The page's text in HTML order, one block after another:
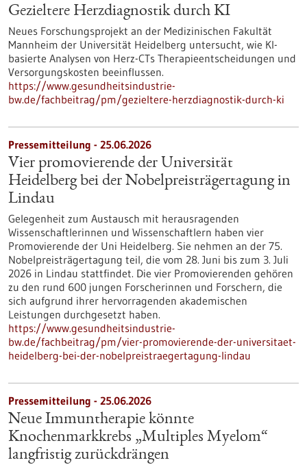
Gezieltere Herzdiagnostik durch KI
Neues Forschungsprojekt an der Medizinischen Fakultät
Mannheim der Universität Heidelberg untersucht, wie KI-
basierte Analysen von Herz-CTs Therapieentscheidungen und
Versorgungskosten beeinflussen.
https://www.gesundheitsindustrie-
bw.de/fachbeitrag/pm/gezieltere-herzdiagnostik-durch-ki
Pressemitteilung - 25.06.2026
Vier promovierende der Universität
Heidelberg bei der Nobelpreisträgertagung in
Lindau
Gelegenheit zum Austausch mit herausragenden
Wissenschaftlerinnen und Wissenschaftlern haben vier
Promovierende der Uni Heidelberg. Sie nehmen an der 75.
Nobelpreisträgertagung teil, die vom 28. Juni bis zum 3. Juli
2026 in Lindau stattfindet. Die vier Promovierenden gehören
zu den rund 600 jungen Forscherinnen und Forschern, die
sich aufgrund ihrer hervorragenden akademischen
Leistungen durchgesetzt haben.
https://www.gesundheitsindustrie-
bw.de/fachbeitrag/pm/vier-promovierende-der-universitaet-
heidelberg-bei-der-nobelpreistraegertagung-lindau
Pressemitteilung - 25.06.2026
Neue Immuntherapie könnte
Knochenmarkkrebs „Multiples Myelom“
langfristig zurückdrängen